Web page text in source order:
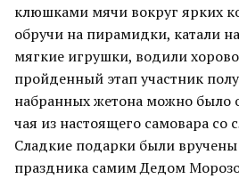
клюшками мячи вокруг ярких
обручи на пирамидки, катали
мягкие игрушки, водили
пройденный этап участник
набранных жетона можно было
чая из настоящего самовара
Сладкие подарки были
праздника самим Дедом